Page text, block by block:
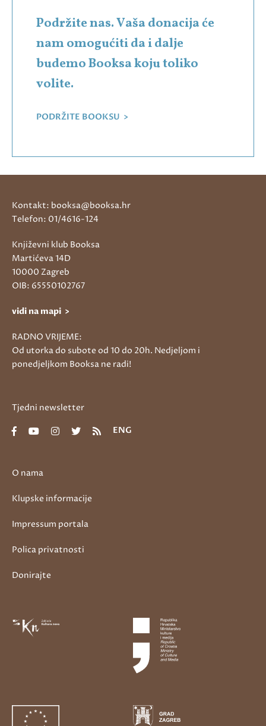
Podržite nas. Vaša donacija će
nam omogućiti da i dalje
budemo Booksa koju toliko
volite.
PODRŽITE BOOKSU >
O nama
Klupske informacije
Impressum portala
Polica privatnosti
Donirajte
Kontakt: booksa@booksa.hr
Telefon: 01/4616-124
Književni klub Booksa
Martićeva 14D
10000 Zagreb
OIB: 65550102767
vidi na mapi >
RADNO VRIJEME:
Od utorka do subote od 10 do 20h. Nedjeljom i
ponedjeljkom Booksa ne radi!
Tjedni newsletter
ENG